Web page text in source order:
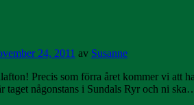
24, 2011 av Susanne
Precis som förra året kommer vi att
taget någonstans i Sundals Ryr och ni